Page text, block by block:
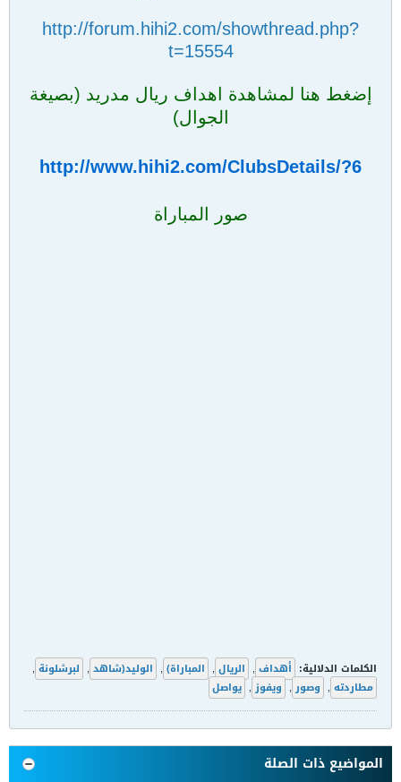
http://forum.hihi2.com/showthread.php?
t=15554
إضغط هنا لمشاهدة اهداف ريال مدريد (بصيغة
الجوال)
http://www.hihi2.com/ClubsDetails/?6
صور المباراة
الكلمات الدلالية: أهداف , الريال , المباراة) , الوليد(شاهد , لبرشلونة ,
مطاردته , وصور , ويفوز , يواصل
المواضيع ذات الصلة